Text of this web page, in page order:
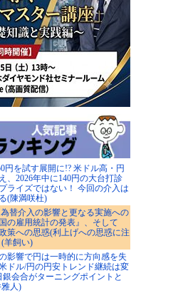
円を試す展開に!? 米ドル高・円
、2026年中に140円の大台打診
ライズではない！ 今回の介入は
(陳満咲杜)
替介入の影響と更なる実施への
の雇用統計の発表』、そして
策への思惑(利上げへの思惑に注
羊飼い)
影響で円は一時的に方向感を失
ドル/円の円安トレンド継続は変
銀会合がターニングポイントと
人)